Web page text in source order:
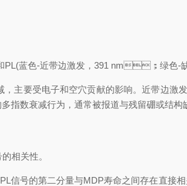
蓝色-近带边激发，391 nm；绿色-缺陷
，主要受电子和空穴贡献的影响。近带
数衰减行为，通常被报道与残留硼或结构缺
关性。
信号的第二分量与MDP寿命之间存在直接